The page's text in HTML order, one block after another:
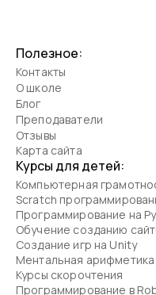
Полезное:
Контакты
О школе
Блог
Преподаватели
Отзывы
Карта сайта
Курсы для детей:
Компьютерная
Scratch
Программирование на
Обучение созданию
Создание игр на Unity
Ментальная арифметика
Курсы скорочтения
Программирование в